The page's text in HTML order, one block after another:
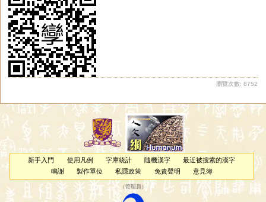
瀏覽次數: 8752
新手入門 使用凡例 字庫統計 隨機漢字
最近被搜索的漢字
鳴謝
製作單位 私隱政策 免責聲明 意見簿
（管理員 ）